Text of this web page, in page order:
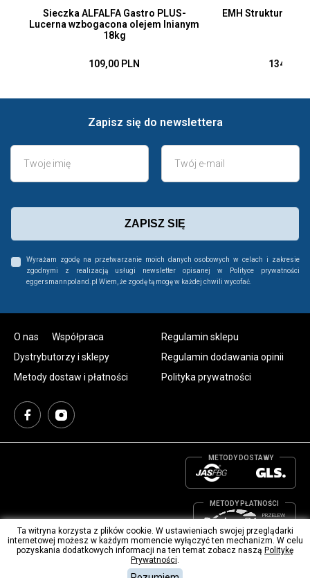
Sieczka ALFALFA Gastro PLUS-
Lucerna wzbogacona olejem lnianym
18kg
109,00 PLN
EMH Struktur
134,00
Zapisz się do newslettera
ZAPISZ SIĘ
Wyrażam zgodę na przetwarzanie moich danych osobowych w celach i zakresie
zgodnymi z realizacją usługi newsletter opisanej w Polityce prywatności
eggersmannpoland.pl Wiem, że zgodę tą mogę w każdej chwili wycofać.
O nas
Współpraca
Dystrybutorzy i sklepy
Metody dostaw i płatności
Regulamin sklepu
Regulamin dodawania opinii
Polityka prywatności
© 2021 Eggersmann,All Rights Reserved.
METODY DOSTAWY
METODY PŁATNOŚCI
PRZELEW
Ta witryna korzysta z plików cookie. W ustawieniach swojej przeglądarki
internetowej możesz w każdym momencie wyłączyć ten mechanizm. W celu
pozyskania dodatkowych informacji na ten temat zobacz naszą Politykę
Prywatności.